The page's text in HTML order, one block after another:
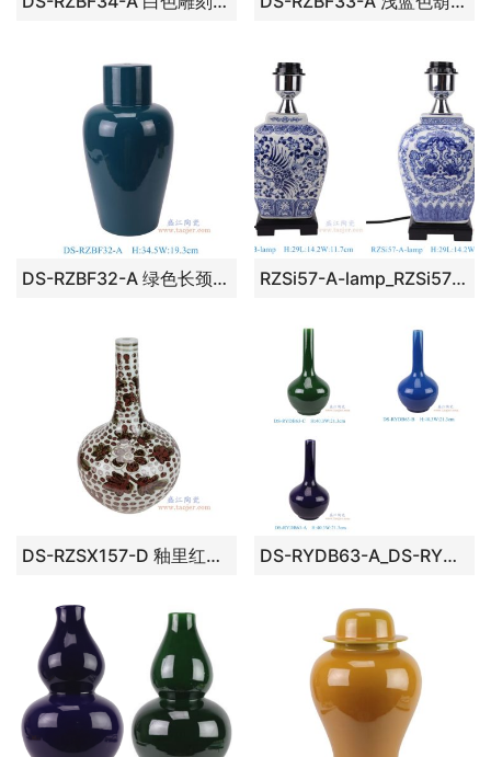
DS-RZBF32-A 绿色长颈花瓶灯具 RZSi57-A-lamp_RZSi57-B-lamp 青花长方形凤凰纹灯具
DS-RZSX157-D 釉里红花叶纹小口天球瓶灯具 DS-RYDB63-A_DS-RYDB63-B_DS-RYDB63-C绿色 湖蓝 深蓝胆瓶灯具